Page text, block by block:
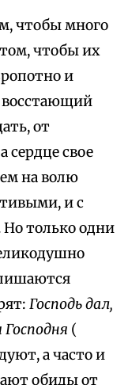
чтобы много
чтобы их
и
восстающий
от
сердце свое
на волю
и с
только одни
Господь дал,
(
а часто и
обиды от